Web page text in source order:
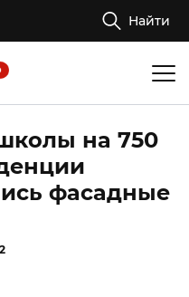
Найти
на 750
фасадные